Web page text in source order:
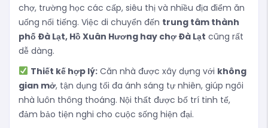
chợ, trường học các cấp, siêu thị và nhiều địa điểm ăn
uống nổi tiếng. Việc di chuyển đến trung tâm thành
phố Đà Lạt, Hồ Xuân Hương hay chợ Đà Lạt cũng rất
dễ dàng.
Thiết kế hợp lý:Căn nhà được xây dựng với không
gian mở, tận dụng tối đa ánh sáng tự nhiên, giúp ngôi
nhà luôn thông thoáng. Nội thất được bố trí tinh tế,
đảm bảo tiện nghi cho cuộc sống hiện đại.